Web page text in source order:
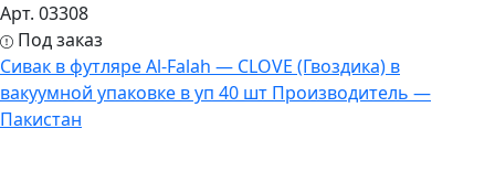
Арт. 03308
Под заказ
Сивак в футляре Al-Falah — CLOVE (Гвоздика) в
вакуумной упаковке в уп 40 шт Производитель —
Пакистан